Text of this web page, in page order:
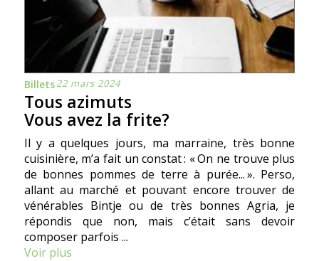
Billets22 mars 2024
Tous azimuts
Vous avez la frite?
Il y a quelques jours, ma marraine, très bonne
cuisinière, m’a fait un constat : « On ne trouve plus
de bonnes pommes de terre à purée... ». Perso,
allant au marché et pouvant encore trouver de
vénérables Bintje ou de très bonnes Agria, je
répondis que non, mais c’était sans devoir
composer parfois ...
Voir plus